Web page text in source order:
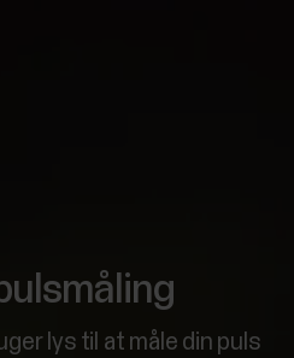
lys til at måle din puls